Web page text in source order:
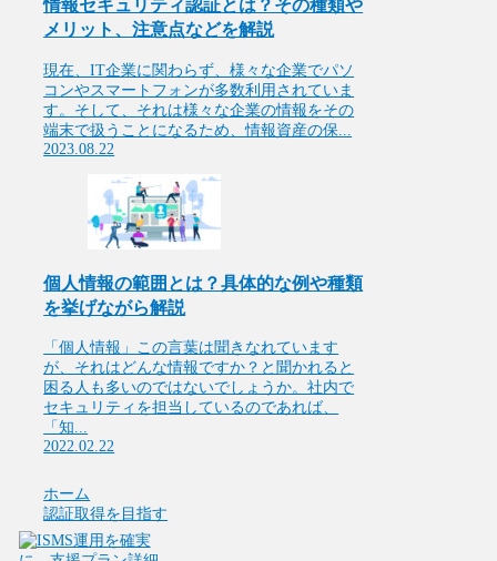
情報セキュリティ認証とは？その種類や
メリット、注意点などを解説
現在、IT企業に関わらず、様々な企業でパソ
コンやスマートフォンが多数利用されていま
す。そして、それは様々な企業の情報をその
端末で扱うことになるため、情報資産の保...
2023.08.22
個人情報の範囲とは？具体的な例や種類
を挙げながら解説
「個人情報」この言葉は聞きなれています
が、それはどんな情報ですか？と聞かれると
困る人も多いのではないでしょうか。社内で
セキュリティを担当しているのであれば、
「知...
2022.02.22
ホーム
認証取得を目指す